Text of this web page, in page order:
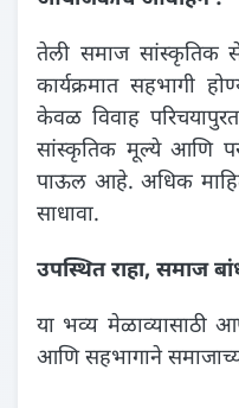
तेली समाज सांस्कृतिक
कार्यक्रमात सहभागी
केवळ विवाह
सांस्कृतिक मूल्ये आणि
पाऊल आहे. अधिक
साधावा.
उपस्थित राहा, समाज
या भव्य मेळाव्यासाठी
आणि सहभागाने